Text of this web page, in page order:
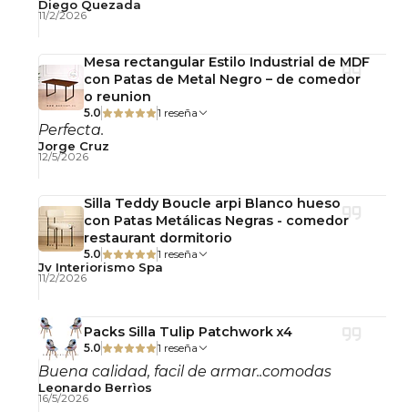
normalmente corresponden a este tipo de silla; si
exactas)
Altura total:80–95 cm (ajustable)
Altura asiento:
Ancho total:
Diámetro del asiento:Aproximadamente
40–45 cm
Ruedas de alta movilidad
Acolchado confortable para uso prolongado
Diseño decorativo ideal para home office
Estructura resistente y duradera
Diego Quezada
11/2/2026
Mesa rectangular Estilo Industrial de MDF
con Patas de Metal Negro – de comedor
o reunion
5.0 1 reseña
Perfecta.
Jorge Cruz
12/5/2026
Silla Teddy Boucle arpi Blanco hueso
con Patas Metálicas Negras - comedor
restaurant dormitorio
5.0 1 reseña
Jv Interiorismo Spa
11/2/2026
Packs Silla Tulip Patchwork x4
5.0 1 reseña
Buena calidad, facil de armar..comodas
Leonardo Berrìos
16/5/2026